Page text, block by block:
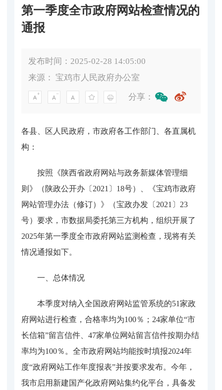
第一季度全市政府网站检查情况的
通报
发布时间：2025-02-28 14:05:00
来源： 宝鸡市人民政府办公室
分享：
各县、区人民政府，市政府各工作部门、各直属机
构：
按照《陕西省政府网站与政务新媒体管理细
则》（陕政公开办〔 2021 〕 18号）、《宝鸡市政府
网站管理办法（修订）》（宝政办发〔 2021 〕 23
号）要求，市数据局委托第三方机构，组织开展了
2025年第一季度全市政府网站监测检查，现将有关
情况通报如下。
一、总体情况
本季度对纳入全国政府网站监管系统的51家政
府网站进行检查，合格率均为100％；24家单位“市
长信箱”留言信件、47家单位网站留言信件按期办结
率均为100％。全市政府网站均能按时填报2024年
度“政府网站工作年度报表”并按要求发布。今年，
我市启用新建国产化政府网站集约化平台，具备发